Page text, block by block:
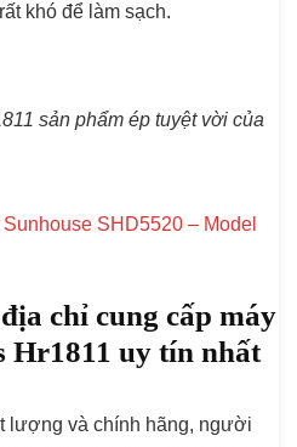
khó để làm sạch.
sản phẩm ép tuyệt vời của
SHD5520 – Model
chỉ cung cấp máy
Hr1811 uy tín nhất
lượng và chính hãng, người